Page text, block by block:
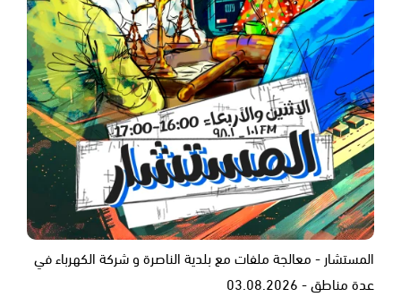
المستشار - معالجة ملفات مع بلدية الناصرة و شركة الكهرباء في
عدة مناطق - 03.08.2026